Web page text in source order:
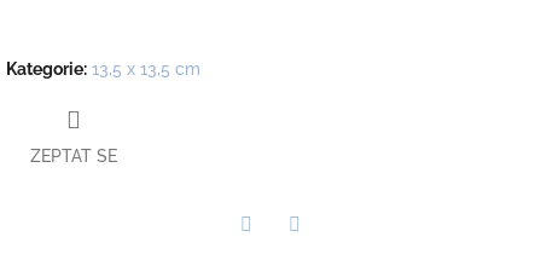
Kategorie: 13,5 x 13,5 cm
ZEPTAT SE